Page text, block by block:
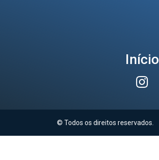
Início
© Todos os direitos reservados.